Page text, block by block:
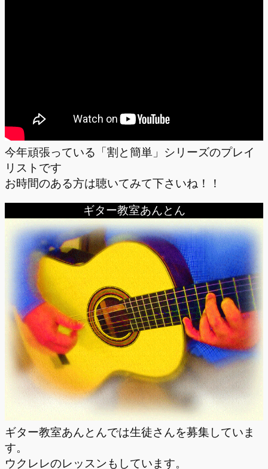
今年頑張っている「割と簡単」シリーズのプレイ
リストです
お時間のある方は聴いてみて下さいね！！
ギター教室あんとん
ギター教室あんとんでは生徒さんを募集していま
す。
ウクレレのレッスンもしています。